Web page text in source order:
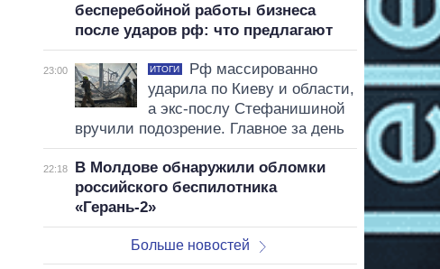
бесперебойной работы бизнеса
после ударов рф: что предлагают
23:00 ИТОГИ
Рф массированно
ударила по Киеву и области,
а экс-послу Стефанишиной
вручили подозрение. Главное за день
22:18
В Молдове обнаружили обломки
российского беспилотника
«Герань-2»
Больше новостей